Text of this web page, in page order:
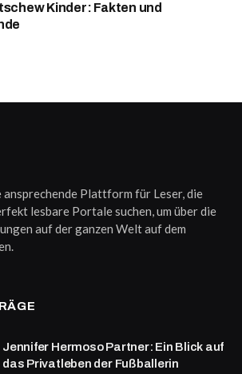
Kinder: Fakten und
Plattform für Leser, die
lesbare Portale suchen, um über die
auf der ganzen Welt auf dem
Jennifer Hermoso Partner: Ein Blick auf
das Privatleben der Fußballerin